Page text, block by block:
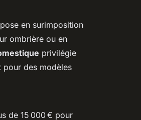
en surimposition
ombrière ou en
privilégie
pour des modèles
de 15 000 € pour